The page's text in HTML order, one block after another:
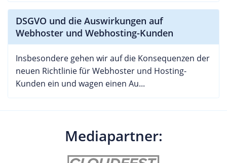
DSGVO und die Auswirkungen auf
Webhoster und Webhosting-Kunden
Insbesondere gehen wir auf die Konsequenzen der
neuen Richtlinie für Webhoster und Hosting-
Kunden ein und wagen einen Au...
Mediapartner: